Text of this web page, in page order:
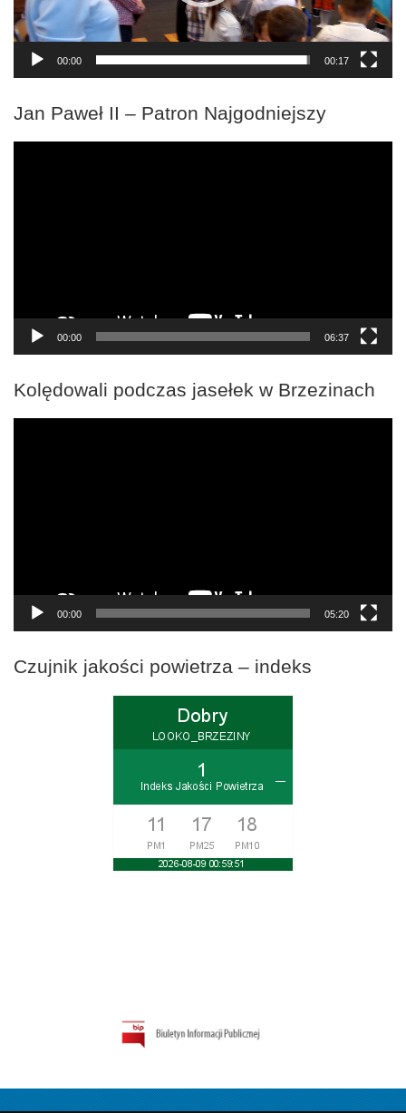
00:00 00:17
Jan Paweł II – Patron Najgodniejszy
00:00 06:37
Kolędowali podczas jasełek w Brzezinach
00:00 05:20
Czujnik jakości powietrza – indeks